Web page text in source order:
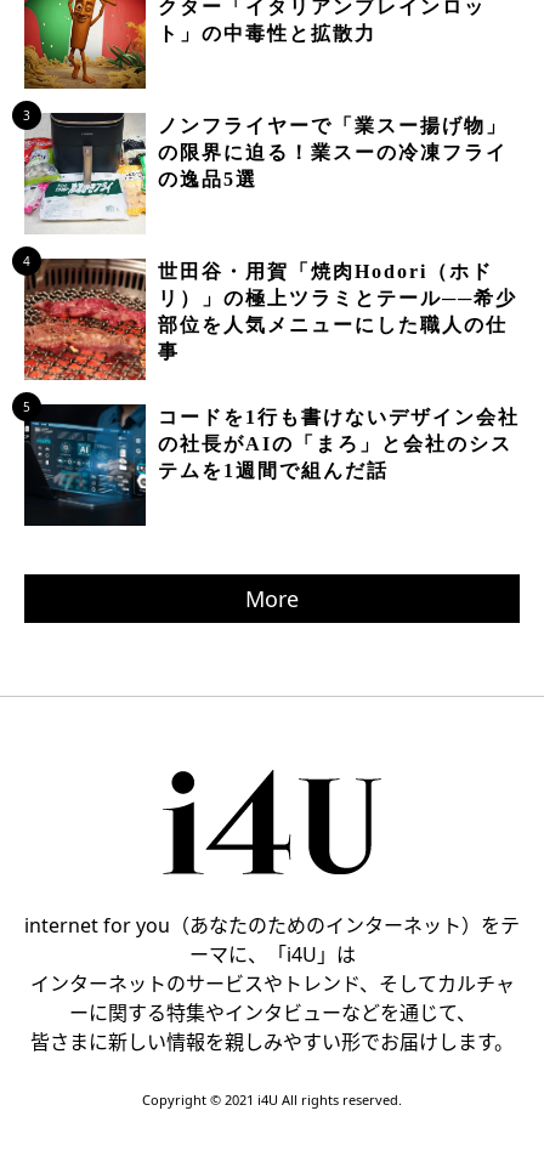
クター「イタリアンブレインロッ
ト」の中毒性と拡散力
3
ノンフライヤーで「業スー揚げ物」
の限界に迫る！業スーの冷凍フライ
の逸品5選
4
世田谷・用賀「焼肉Hodori（ホド
リ）」の極上ツラミとテール──希少
部位を人気メニューにした職人の仕
事
5
コードを1行も書けないデザイン会社
の社長がAIの「まろ」と会社のシス
テムを1週間で組んだ話
More
internet for you（あなたのためのインターネット）をテ
ーマに、「i4U」は
インターネットのサービスやトレンド、そしてカルチャ
ーに関する特集やインタビューなどを通じて、
皆さまに新しい情報を親しみやすい形でお届けします。
Copyright © 2021 i4U All rights reserved.